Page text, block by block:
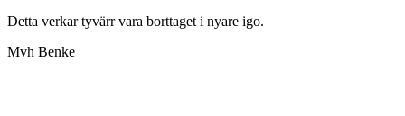
Detta verkar tyvärr vara borttaget i nyare igo.
Mvh Benke